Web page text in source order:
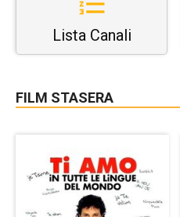
Lista Canali
FILM STASERA